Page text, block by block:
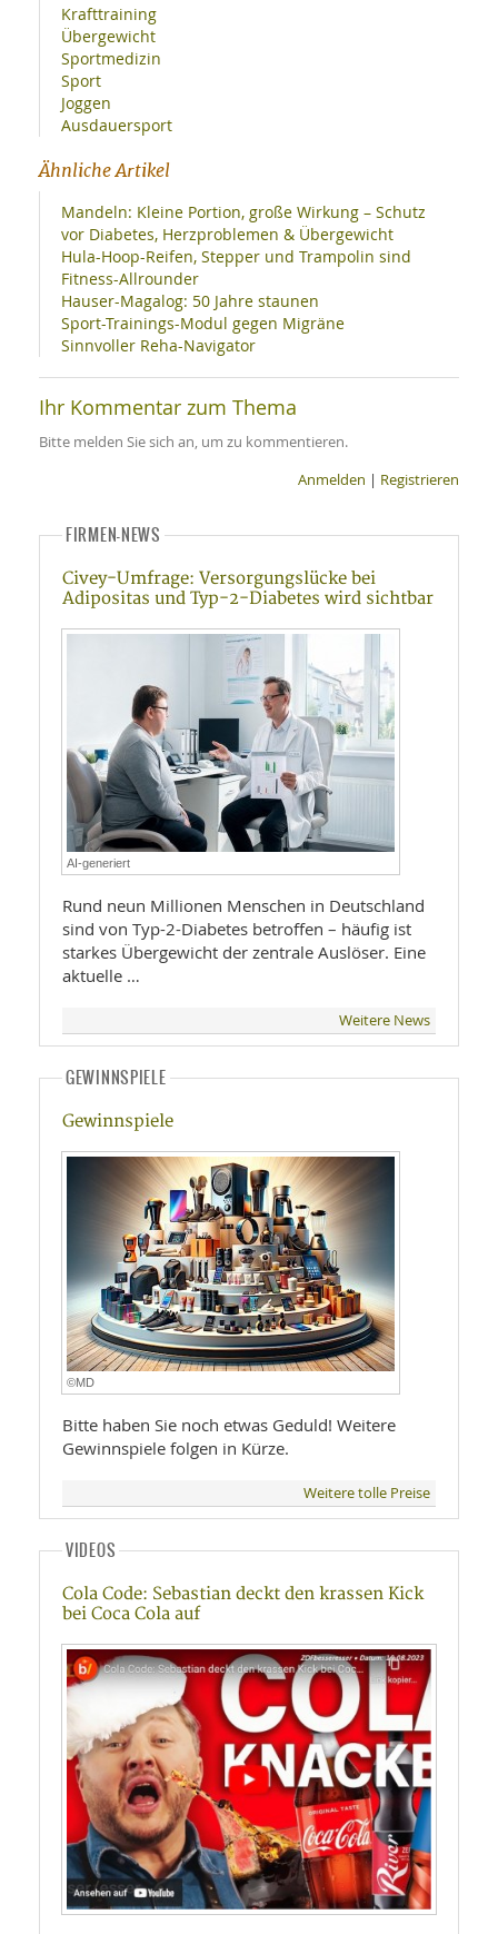
Krafttraining
Übergewicht
Sportmedizin
Sport
Joggen
Ausdauersport
Ähnliche Artikel
Mandeln: Kleine Portion, große Wirkung – Schutz
vor Diabetes, Herzproblemen & Übergewicht
Hula-Hoop-Reifen, Stepper und Trampolin sind
Fitness-Allrounder
Hauser-Magalog: 50 Jahre staunen
Sport-Trainings-Modul gegen Migräne
Sinnvoller Reha-Navigator
Ihr Kommentar zum Thema
Bitte melden Sie sich an, um zu kommentieren.
Anmelden | Registrieren
FIRMEN-NEWS
Civey-Umfrage: Versorgungslücke bei
Adipositas und Typ-2-Diabetes wird sichtbar
AI-generiert
Rund neun Millionen Menschen in Deutschland
sind von Typ-2-Diabetes betroffen – häufig ist
starkes Übergewicht der zentrale Auslöser. Eine
aktuelle …
Weitere News
GEWINNSPIELE
Gewinnspiele
©MD
Bitte haben Sie noch etwas Geduld! Weitere
Gewinnspiele folgen in Kürze.
Weitere tolle Preise
VIDEOS
Cola Code: Sebastian deckt den krassen Kick
bei Coca Cola auf